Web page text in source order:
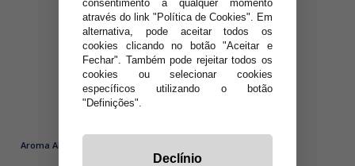
Aroma APRICOT Atmos Lab 10ml Aromas Atmos Lab ⬅
consentimento a qualquer momento
através do link "Política de Cookies". Em
alternativa, pode aceitar todos os
cookies clicando no botão "Aceitar e
Fechar". Também pode rejeitar todos os
cookies ou selecionar cookies
específicos utilizando o botão
"Definições".
Declínio